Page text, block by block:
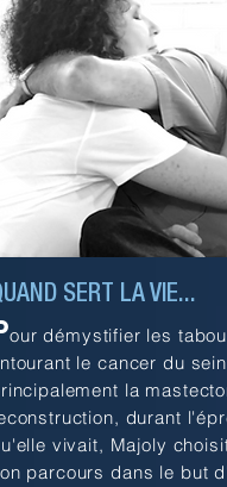
SERT LA VIE...
our démystifier les
le cancer du
la
durant
vivait, Majoly
parcours dans le but